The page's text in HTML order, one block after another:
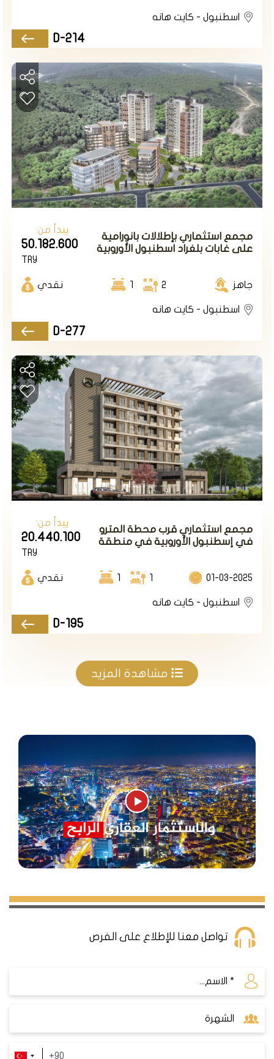
اسطنبول - كايت هانه
D-214
مجمع استثماري بإطلالات بانورامية
على غابات بلغراد اسطنبول الأوروبية
يبدأ من:
50.182.600
TRY
جاهز 2
1 نقدي
اسطنبول - كايت هانه
D-277
مجمع استثماري قرب محطة المترو
في إسطنبول الأوروبية في منطقة
يبدأ من:
20.440.100
TRY
01-03-2025
1
1 نقدي
اسطنبول - كايت هانه
D-195
مشاهدة المزيد
تواصل معنا للإطلاع على الفرص